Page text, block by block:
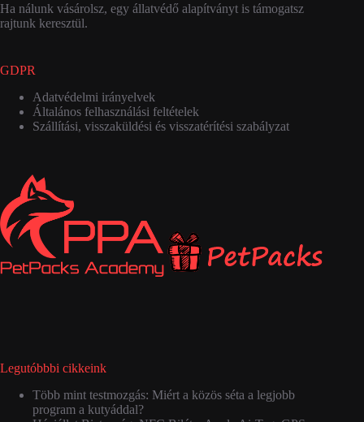
Ha nálunk vásárolsz, egy állatvédő alapítványt is támogatsz
rajtunk keresztül.
GDPR
Adatvédelmi irányelvek
Általános felhasználási feltételek
Szállítási, visszaküldési és visszatérítési szabályzat
Legutóbbbi cikkeink
Több mint testmozgás: Miért a közös séta a legjobb
program a kutyáddal?